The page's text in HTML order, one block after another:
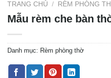
TRANG CHỦ / RÈM PHÒNG
Mẫu rèm che bàn
Danh mục: Rèm phòng thờ